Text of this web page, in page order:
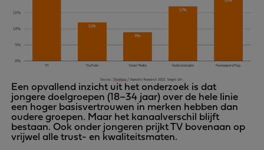
Een opvallend inzicht uit het onderzoek is dat
jongere doelgroepen (18–34 jaar) over de hele linie
een hoger basisvertrouwen in merken hebben dan
oudere groepen. Maar het kanaalverschil blijft
bestaan. Ook onder jongeren prijkt TV bovenaan op
vrijwel alle trust- en kwaliteitsmaten.